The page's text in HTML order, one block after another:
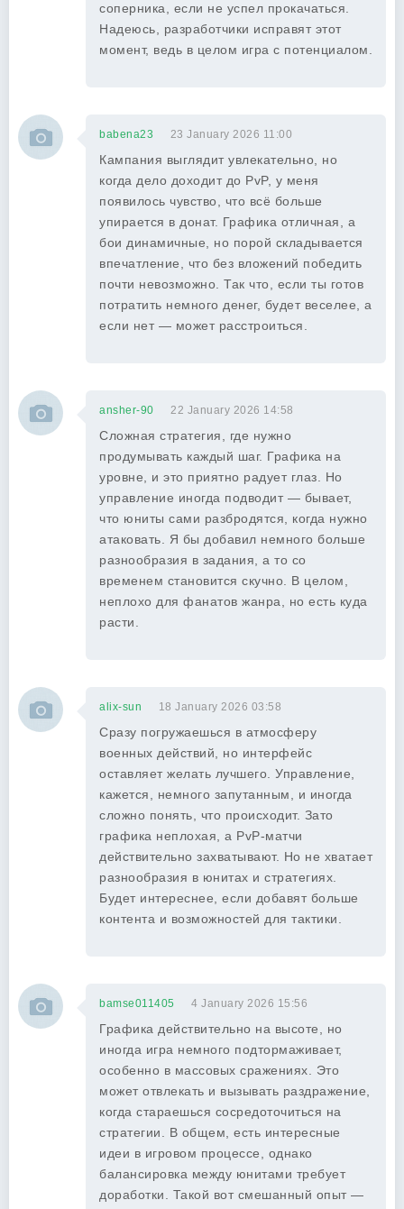
соперника, если не успел прокачаться.
Надеюсь, разработчики исправят этот
момент, ведь в целом игра с потенциалом.
babena23 23 January 2026 11:00
Кампания выглядит увлекательно, но
когда дело доходит до PvP, у меня
появилось чувство, что всё больше
упирается в донат. Графика отличная, а
бои динамичные, но порой складывается
впечатление, что без вложений победить
почти невозможно. Так что, если ты готов
потратить немного денег, будет веселее, а
если нет — может расстроиться.
ansher-90 22 January 2026 14:58
Сложная стратегия, где нужно
продумывать каждый шаг. Графика на
уровне, и это приятно радует глаз. Но
управление иногда подводит — бывает,
что юниты сами разбродятся, когда нужно
атаковать. Я бы добавил немного больше
разнообразия в задания, а то со
временем становится скучно. В целом,
неплохо для фанатов жанра, но есть куда
расти.
alix-sun 18 January 2026 03:58
Сразу погружаешься в атмосферу
военных действий, но интерфейс
оставляет желать лучшего. Управление,
кажется, немного запутанным, и иногда
сложно понять, что происходит. Зато
графика неплохая, а PvP-матчи
действительно захватывают. Но не хватает
разнообразия в юнитах и стратегиях.
Будет интереснее, если добавят больше
контента и возможностей для тактики.
bamse011405 4 January 2026 15:56
Графика действительно на высоте, но
иногда игра немного подтормаживает,
особенно в массовых сражениях. Это
может отвлекать и вызывать раздражение,
когда стараешься сосредоточиться на
стратегии. В общем, есть интересные
идеи в игровом процессе, однако
балансировка между юнитами требует
доработки. Такой вот смешанный опыт —